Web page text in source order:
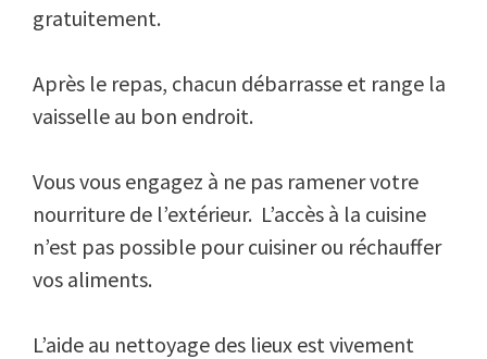
gratuitement.
Après le repas, chacun débarrasse et range la
vaisselle au bon endroit.
Vous vous engagez à ne pas ramener votre
nourriture de l’extérieur. L’accès à la cuisine
n’est pas possible pour cuisiner ou réchauffer
vos aliments.
L’aide au nettoyage des lieux est vivement